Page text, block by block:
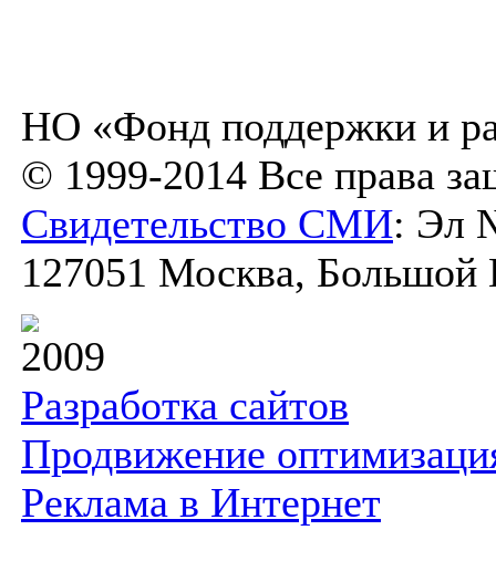
НО «Фонд поддержки и
© 1999-2014 Все права
Свидетельство СМИ: Эл
127051 Москва, Большой
2009
Разработка сайтов
Продвижение
Реклама в Интернет